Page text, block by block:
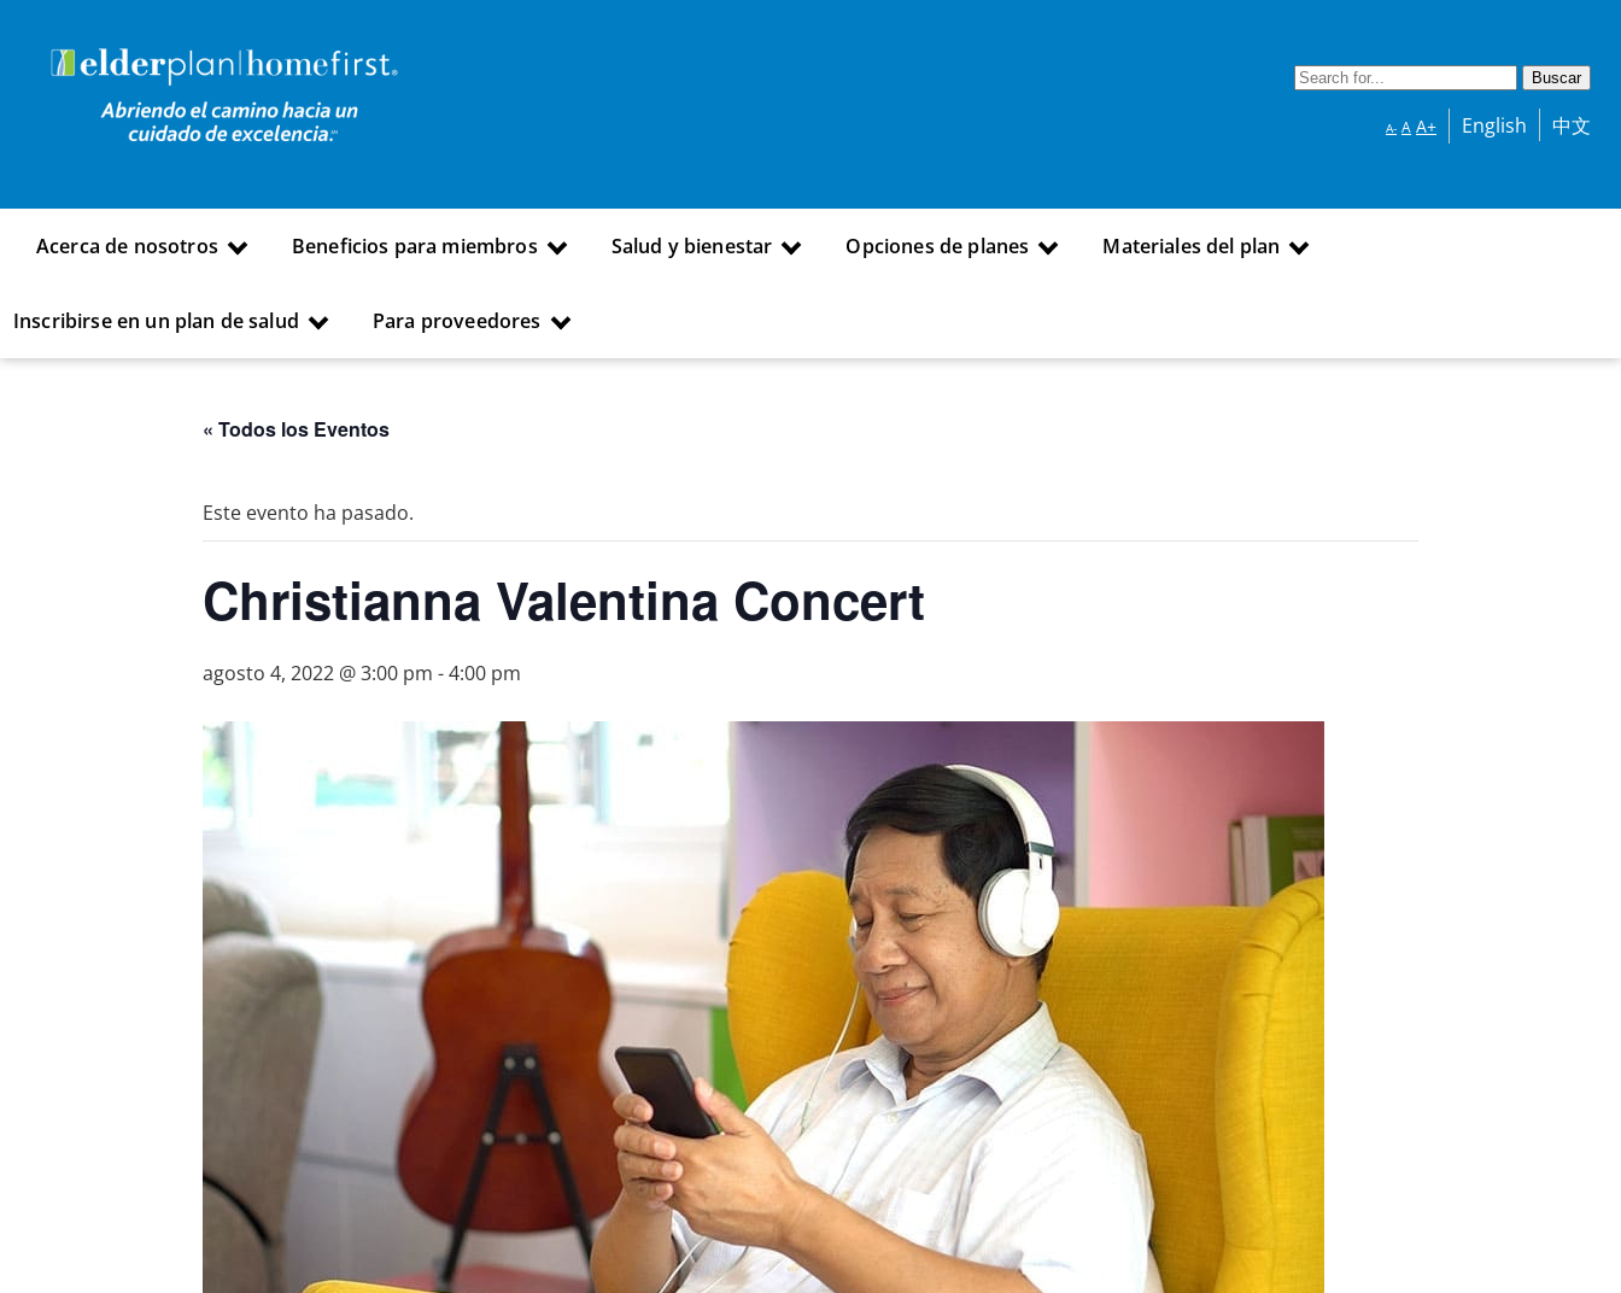
A- A A+ English 中文
Acerca de nosotros Beneficios para miembros Salud y bienestar Opciones de planes Materiales del plan
Inscribirse en un plan de salud Para proveedores
« Todos los Eventos
Este evento ha pasado.
Christianna Valentina Concert
agosto 4, 2022 @ 3:00 pm -4:00 pm